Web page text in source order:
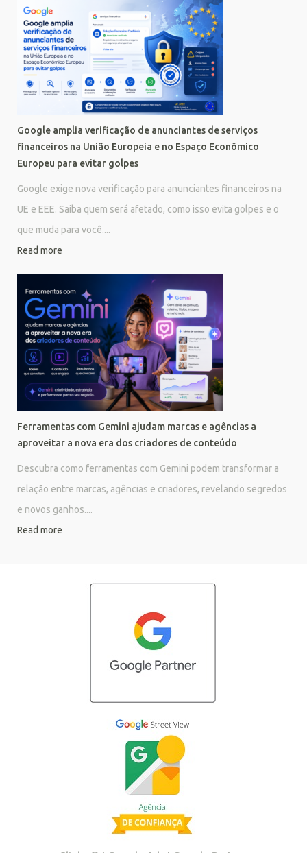
Google amplia verificação de anunciantes de serviços
financeiros na União Europeia e no Espaço Econômico
Europeu para evitar golpes
Google exige nova verificação para anunciantes financeiros na
UE e EEE. Saiba quem será afetado, como isso evita golpes e o
que muda para você....
Read more
Ferramentas com Gemini ajudam marcas e agências a
aproveitar a nova era dos criadores de conteúdo
Descubra como ferramentas com Gemini podem transformar a
relação entre marcas, agências e criadores, revelando segredos
e novos ganhos....
Read more